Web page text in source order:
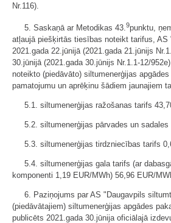
Nr.116).
5. Saskaņā ar Metodikas 43. 9punktu,
atļaujā piešķirtās tiesības noteikt tarifus,
2021.gada 22.jūnijā (2021.gada 21.jūnijs
30.jūnijā (2021.gada 30.jūnijs Nr.1.1-12/
noteikto (piedāvāto) siltumenerģijas
pamatojumu un aprēķinu šādiem jaunajiem
5.1. siltumenerģijas ražošanas tarifs
5.2. siltumenerģijas pārvades un
5.3. siltumenerģijas tirdzniecības tarifs
5.4. siltumenerģijas gala tarifs (ar
komponenti 1,19 EUR/MWh) 56,96 EUR/
6. Paziņojums par AS "Daugavpils
(piedāvātajiem) siltumenerģijas apgādes
publicēts 2021.gada 30.jūnija oficiālajā